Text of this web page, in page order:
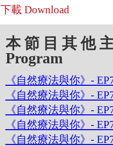
下載 Download
本節目其他
Program
《自然療法與你》-
《自然療法與你》-
《自然療法與你》-
《自然療法與你》-
《自然療法與你》-